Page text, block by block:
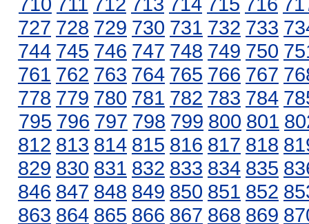
727 728 729 730 731 732 733
744 745 746 747 748 749 750
761 762 763 764 765 766 767
778 779 780 781 782 783 784
795 796 797 798 799 800 801
812 813 814 815 816 817 818
829 830 831 832 833 834 835
846 847 848 849 850 851 852
863 864 865 866 867 868 869